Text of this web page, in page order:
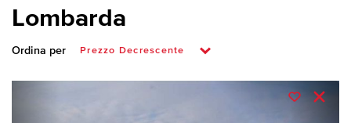
Lombarda
Ordina per